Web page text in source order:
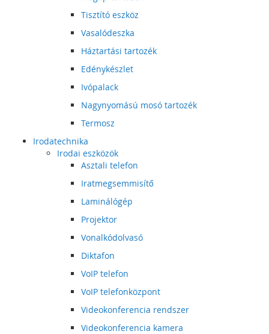
Tisztító eszköz
Vasalódeszka
Háztartási tartozék
Edénykészlet
Ivópalack
Nagynyomású mosó tartozék
Termosz
Irodatechnika
Irodai eszközök
Asztali telefon
Iratmegsemmisítő
Laminálógép
Projektor
Vonalkódolvasó
Diktafon
VoIP telefon
VoIP telefonközpont
Videokonferencia rendszer
Videokonferencia kamera